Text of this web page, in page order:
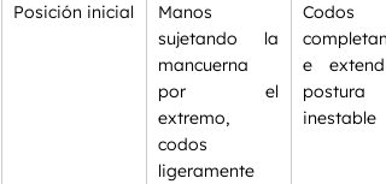
Posición inicial
Manos
sujetando la
mancuerna
por el
extremo,
codos
ligeramente
Codos
e
postura
inestable